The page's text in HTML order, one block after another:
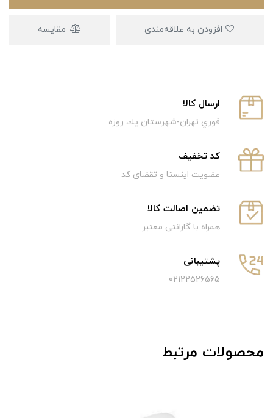
مقایسه
ارسال كالا
فوري تهران-شهرستان يك روزه
كد تخفيف
عضویت اینستا و تقضای کد
تضمین اصالت کالا
همراه با گارانتی معتبر
پشتیبانی
02122526565
محصولات مرتبط